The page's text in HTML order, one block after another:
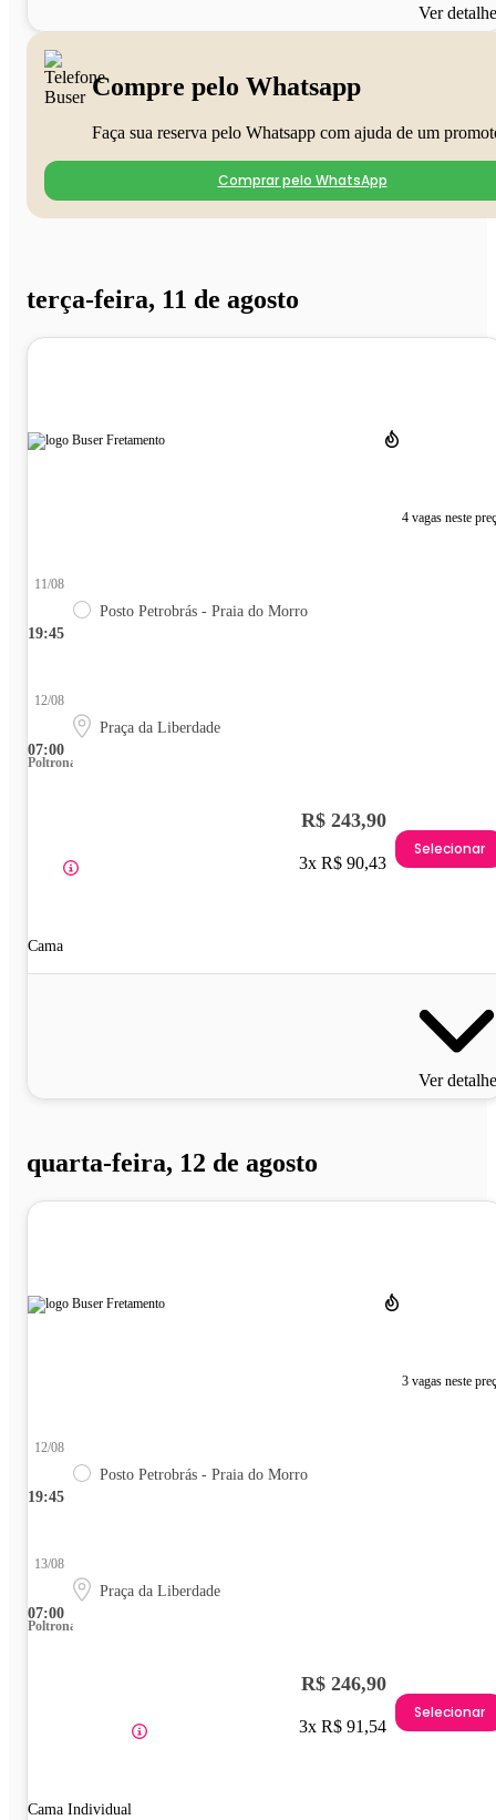
Ver
Compre pelo Whatsapp
Faça sua reserva pelo Whatsapp com ajuda de um
Comprar pelo WhatsApp
terça-feira, 11 de agosto
4 vagas neste
19:45
11/08
Posto Petrobrás - Praia do Morro
07:00
12/08
Praça da Liberdade
Poltrona
Cama
R$ 243,90
3x R$ 90,43
Selecionar
Ver
quarta-feira, 12 de agosto
3 vagas neste
19:45
12/08
Posto Petrobrás - Praia do Morro
07:00
13/08
Praça da Liberdade
Poltrona
Cama Individual
R$ 246,90
3x R$ 91,54
Selecionar